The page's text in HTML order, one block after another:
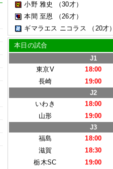
小野 雅史
（30才）
本間 至恩
（26才）
ギマラエス ニコラス
（20才）
本日の試合
J1
東京V
18:00
長崎
19:00
J2
いわき
18:00
山形
19:00
J3
福島
18:00
滋賀
18:30
栃木SC
19:00